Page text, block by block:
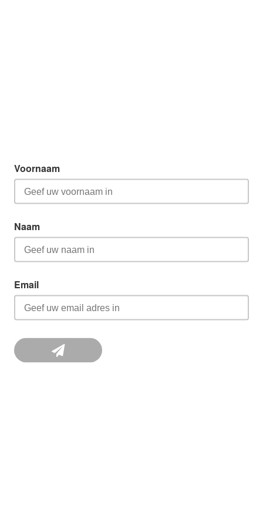
Voornaam
Naam
Email